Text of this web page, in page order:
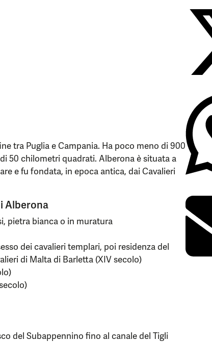
tra Puglia e Campania. Ha poco meno di 900
50 chilometri quadrati. Alberona è situata a
e fu fondata, in epoca antica, dai Cavalieri
Alberona
pietra bianca o in muratura
dei cavalieri templari, poi residenza del
di Malta di Barletta (XIV secolo)
del Subappennino fino al canale del Tigli